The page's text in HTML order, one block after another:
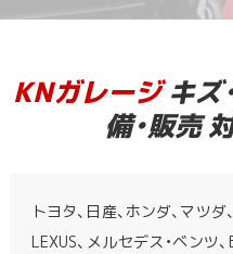
KNガレージキズ
備・販売
トヨタ、日産、ホンダ、マツダ
LEXUS、メルセデス・ベンツ